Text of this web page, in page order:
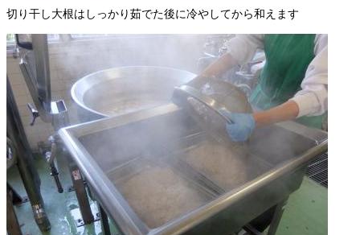
切り干し大根はしっかり茹でた後に冷やしてから和えます